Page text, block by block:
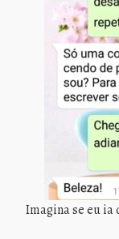
Imagina se eu ia